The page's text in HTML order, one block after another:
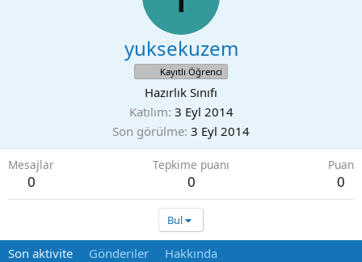
yuksekuzem
Kayıtlı Öğrenci
Hazırlık Sınıfı
Katılım 3 Eyl 2014
Son görülme 3 Eyl 2014
Mesajlar
0
Tepkime puanı
0
Puan
0
Bul
Son aktivite Gönderiler Hakkında